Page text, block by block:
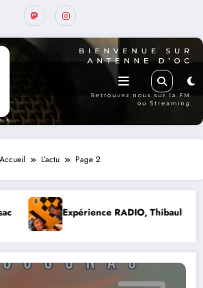
Accueil L’actu Page 2
RADIO, Thibault et Lou-Anne d’Olmeto